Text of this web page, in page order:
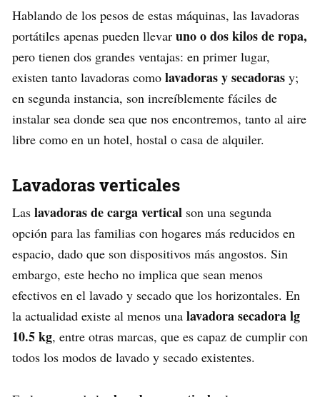
Hablando de los pesos de estas máquinas, las lavadoras
portátiles apenas pueden llevar uno o dos kilos de ropa,
pero tienen dos grandes ventajas: en primer lugar,
existen tanto lavadoras como lavadoras y secadoras y;
en segunda instancia, son increíblemente fáciles de
instalar sea donde sea que nos encontremos, tanto al aire
libre como en un hotel, hostal o casa de alquiler.
Lavadoras verticales
Las lavadoras de carga vertical son una segunda
opción para las familias con hogares más reducidos en
espacio, dado que son dispositivos más angostos. Sin
embargo, este hecho no implica que sean menos
efectivos en el lavado y secado que los horizontales. En
la actualidad existe al menos una lavadora secadora lg
10.5 kg, entre otras marcas, que es capaz de cumplir con
todos los modos de lavado y secado existentes.